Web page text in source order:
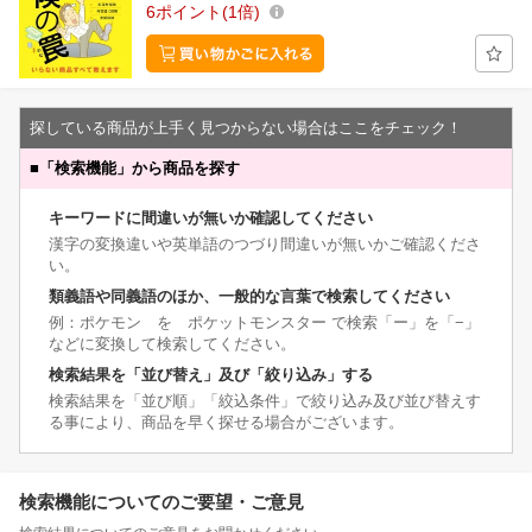
6ポイント 1倍
探している商品が上手く見つからない場合はここをチェック！
■ 「検索機能」から商品を探す
キーワードに間違いが無いか確認してください
漢字の変換違いや英単語のつづり間違いが無いかご確認くださ
い。
類義語や同義語のほか、一般的な言葉で検索してください
例：ポケモン を ポケットモンスター で検索「ー」を「−」
などに変換して検索してください。
検索結果を「並び替え」及び「絞り込み」する
検索結果を「並び順」「絞込条件」で絞り込み及び並び替えす
る事により、商品を早く探せる場合がございます。
検索機能についてのご要望・ご意見